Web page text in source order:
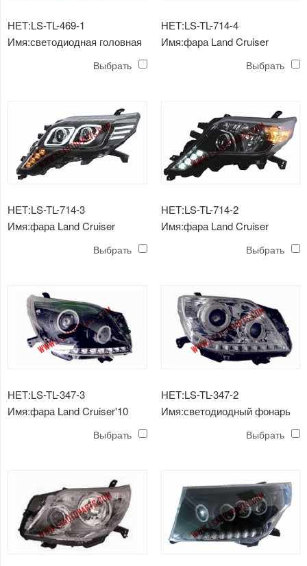
НЕТ:LS-TL-469-1
Имя:светодиодная головная
Выбрать
НЕТ:LS-TL-714-4
Имя:фара Land Cruiser
Выбрать
НЕТ:LS-TL-714-3
Имя:фара Land Cruiser
Выбрать
НЕТ:LS-TL-714-2
Имя:фара Land Cruiser
Выбрать
НЕТ:LS-TL-347-3
Имя:фара Land Cruiser'10
Выбрать
НЕТ:LS-TL-347-2
Имя:светодиодный фонарь
Выбрать